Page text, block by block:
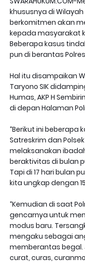
khususnya di
berkomitmen akan
kepada masyarakat
Beberapa kasus
pun di berantas
Hal itu disampaikan
Taryono SIK
Humas, AKP H
di depan Halaman
“Berikut ini beberapa
Satreskrim dan
melaksanakan
beraktivitas di bulan
Tapi di 17 hari bulan
kita ungkap dengan
“Kemudian di saat
gencarnya untuk
modus baru.
mengaku sebagai
memberantas
curat, curas,